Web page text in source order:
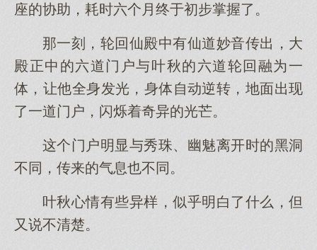
座的协助，耗时六个月终于初步掌握了。
那一刻，轮回仙殿中有仙道妙音传出，大
殿正中的六道门户与叶秋的六道轮回融为一
体，让他全身发光，身体自动逆转，地面出现
了一道门户，闪烁着奇异的光芒。
这个门户明显与秀珠、幽魅离开时的黑洞
不同，传来的气息也不同。
叶秋心情有些异样，似乎明白了什么，但
又说不清楚。